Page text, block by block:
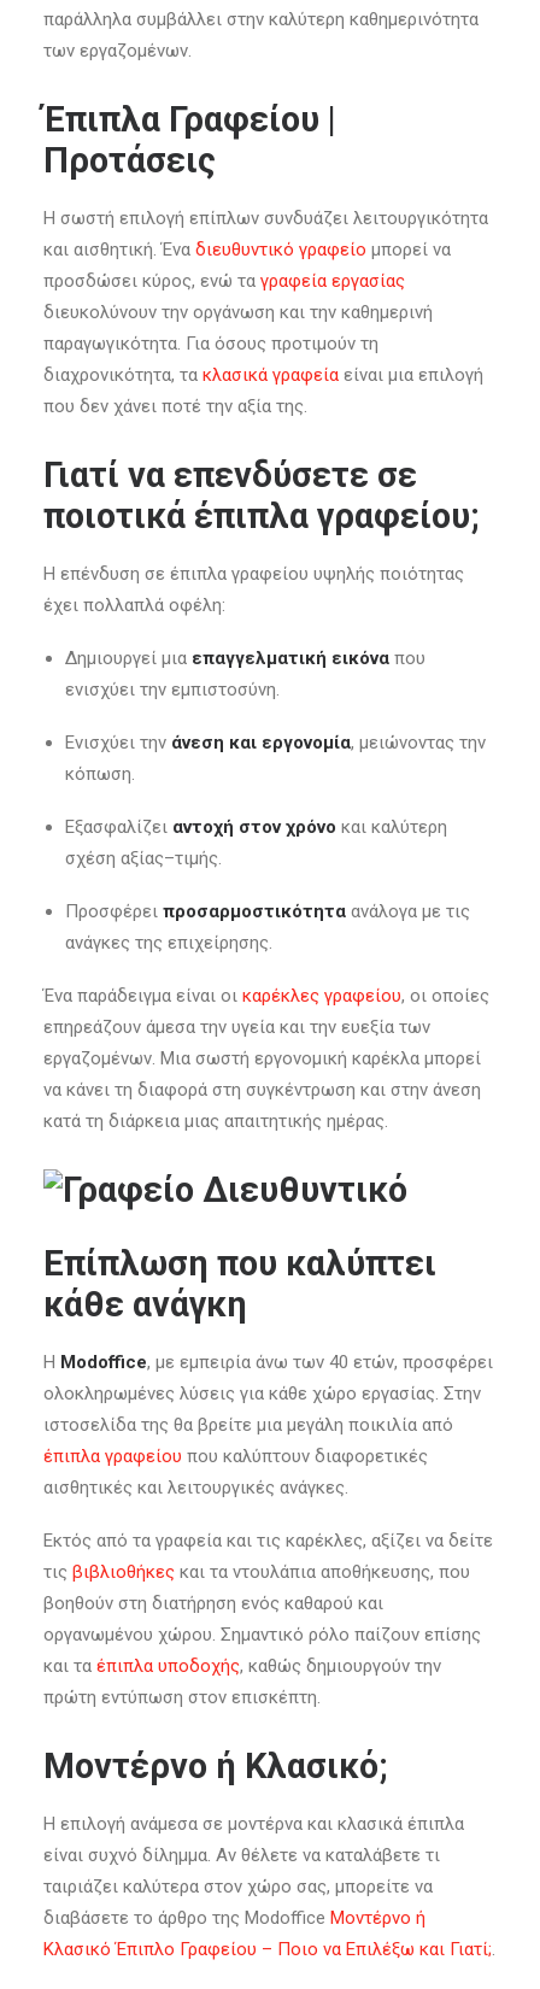
παράλληλα συμβάλλει στην καλύτερη καθημερινότητα
των εργαζομένων.
Έπιπλα Γραφείου |
Προτάσεις
Η σωστή επιλογή επίπλων συνδυάζει λειτουργικότητα
και αισθητική. Ένα διευθυντικό γραφείο μπορεί να
προσδώσει κύρος, ενώ τα γραφεία εργασίας
διευκολύνουν την οργάνωση και την καθημερινή
παραγωγικότητα. Για όσους προτιμούν τη
διαχρονικότητα, τα κλασικά γραφεία είναι μια επιλογή
που δεν χάνει ποτέ την αξία της.
Γιατί να επενδύσετε σε
ποιοτικά έπιπλα γραφείου;
Η επένδυση σε έπιπλα γραφείου υψηλής ποιότητας
έχει πολλαπλά οφέλη:
Δημιουργεί μια επαγγελματική εικόνα που
ενισχύει την εμπιστοσύνη.
Ενισχύει την άνεση και εργονομία, μειώνοντας την
κόπωση.
Εξασφαλίζει αντοχή στον χρόνο και καλύτερη
σχέση αξίας–τιμής.
Προσφέρει προσαρμοστικότητα ανάλογα με τις
ανάγκες της επιχείρησης.
Ένα παράδειγμα είναι οι καρέκλες γραφείου, οι οποίες
επηρεάζουν άμεσα την υγεία και την ευεξία των
εργαζομένων. Μια σωστή εργονομική καρέκλα μπορεί
να κάνει τη διαφορά στη συγκέντρωση και στην άνεση
κατά τη διάρκεια μιας απαιτητικής ημέρας.
Επίπλωση που καλύπτει
κάθε ανάγκη
Η Modoffice, με εμπειρία άνω των 40 ετών, προσφέρει
ολοκληρωμένες λύσεις για κάθε χώρο εργασίας. Στην
ιστοσελίδα της θα βρείτε μια μεγάλη ποικιλία από
έπιπλα γραφείου που καλύπτουν διαφορετικές
αισθητικές και λειτουργικές ανάγκες.
Εκτός από τα γραφεία και τις καρέκλες, αξίζει να δείτε
τις βιβλιοθήκες και τα ντουλάπια αποθήκευσης, που
βοηθούν στη διατήρηση ενός καθαρού και
οργανωμένου χώρου. Σημαντικό ρόλο παίζουν επίσης
και τα έπιπλα υποδοχής, καθώς δημιουργούν την
πρώτη εντύπωση στον επισκέπτη.
Μοντέρνο ή Κλασικό;
Η επιλογή ανάμεσα σε μοντέρνα και κλασικά έπιπλα
είναι συχνό δίλημμα. Αν θέλετε να καταλάβετε τι
ταιριάζει καλύτερα στον χώρο σας, μπορείτε να
διαβάσετε το άρθρο της Modoffice Μοντέρνο ή
Κλασικό Έπιπλο Γραφείου – Ποιο να Επιλέξω και Γιατί;.